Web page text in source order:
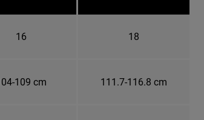
16 18
109 cm 111.7-116.8 cm